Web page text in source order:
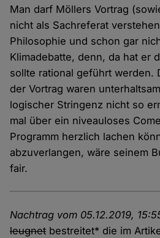
Man darf Möllers Vortrag
nicht als Sachreferat
Philosophie und schon gar
Klimadebatte, denn, da hat er
sollte rational geführt werden.
der Vortrag waren
logischer Stringenz nicht so
mal über ein niveauloses
Programm herzlich lachen
abzuverlangen, wäre seinem
fair.
Nachtrag vom 05.12.2019,
leugnet bestreitet* die im